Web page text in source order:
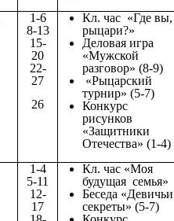
1-6
8-13
15-
20
22-
27
26
Кл. час «Где вы,
рыцари?»
Деловая игра
«Мужской
разговор» (8-9)
«Рыцарский
турнир» (5-7)
Конкурс
рисунков
«Защитники
Отечества» (1-4)
1-4
5-11
12-
17
Кл. час «Моя
будущая семья»
Беседа «Девичьи
секреты» (5-7)